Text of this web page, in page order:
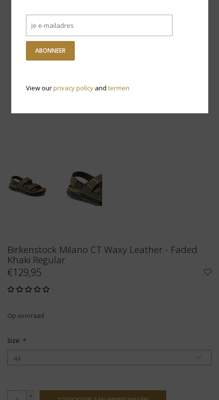
Birkenstock Milano CT Waxy Leather - Faded
Khaki Regular
€129,95
Op voorraad
Size: *
+
ABONNEER
View ourprivacy policyand termen